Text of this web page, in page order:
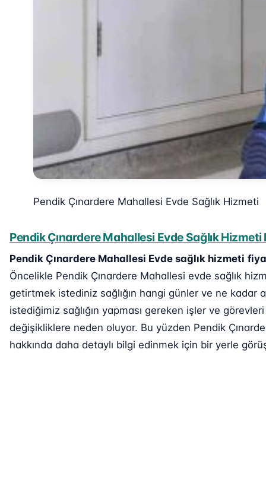
Pendik Çınardere Mahallesi Evde Sağlık Hizmeti
Pendik Çınardere Mahallesi Evde Sağlık Hizmeti
Pendik Çınardere Mahallesi Evde sağlık hizmeti
Öncelikle Pendik Çınardere Mahallesi evde sağlık
getirtmek istediniz sağlığın hangi günler ve ne kadar
istediğimiz sağlığın yapması gereken işler ve
değişikliklere neden oluyor. Bu yüzden Pendik
hakkında daha detaylı bilgi edinmek için bir yerle